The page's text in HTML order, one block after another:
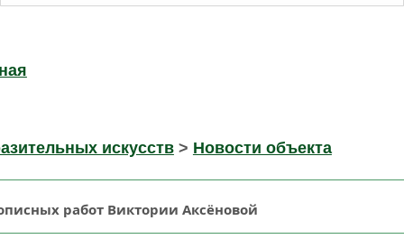
искусств> Новости объекта
работ Виктории Аксёновой